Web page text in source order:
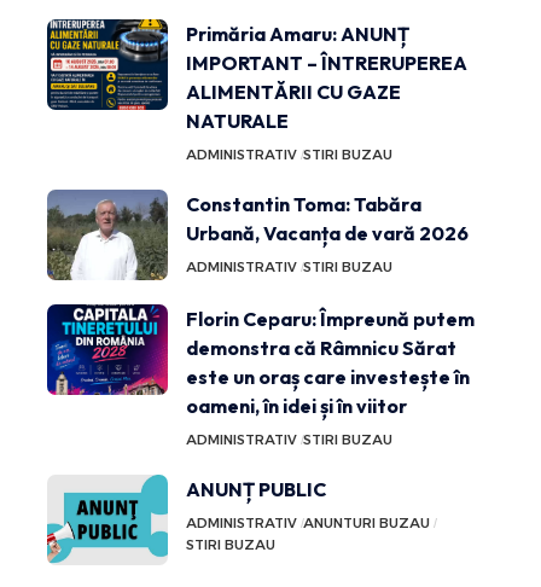
Primăria Amaru: ANUNȚ
IMPORTANT – ÎNTRERUPEREA
ALIMENTĂRII CU GAZE
NATURALE
ADMINISTRATIV STIRI BUZAU
Constantin Toma: Tabăra
Urbană, Vacanța de vară 2026
ADMINISTRATIV STIRI BUZAU
Florin Ceparu: Împreună putem
demonstra că Râmnicu Sărat
este un oraș care investește în
oameni, în idei și în viitor
ADMINISTRATIV STIRI BUZAU
ANUNȚ PUBLIC
ADMINISTRATIV ANUNTURI BUZAU
STIRI BUZAU